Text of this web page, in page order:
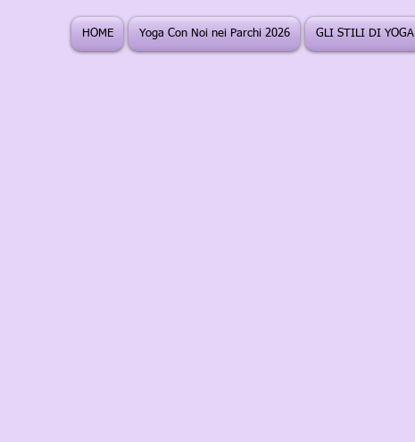
HOME Yoga Con Noi nei Parchi 2026 GLI STILI DI YOGA